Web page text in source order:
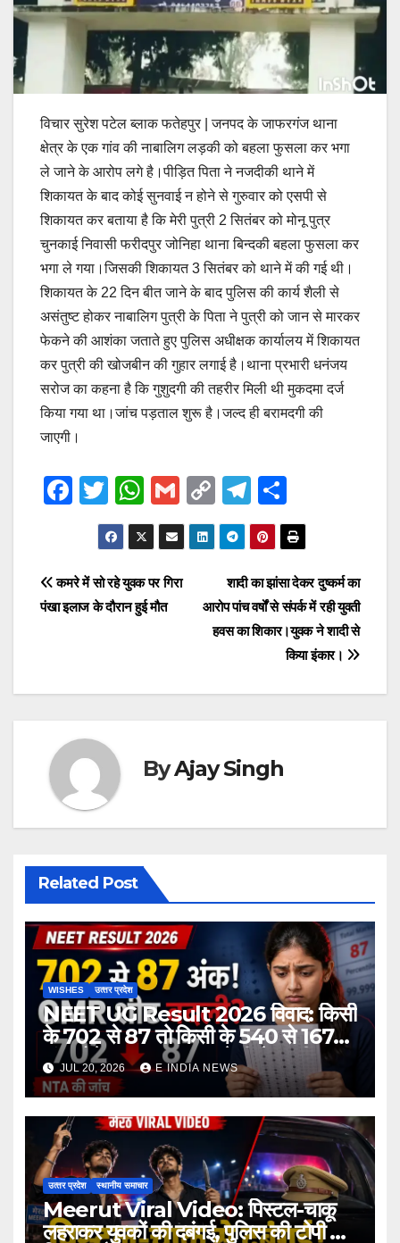
विचार सुरेश पटेल ब्लाक फतेहपुर | जनपद के जाफरगंज थाना
क्षेत्र के एक गांव की नाबालिग लड़की को बहला फुसला कर भगा
ले जाने के आरोप लगे है।पीड़ित पिता ने नजदीकी थाने में
शिकायत के बाद कोई सुनवाई न होने से गुरुवार को एसपी से
शिकायत कर बताया है कि मेरी पुत्री 2 सितंबर को मोनू पुत्र
चुनकाई निवासी फरीदपुर जोनिहा थाना बिन्दकी बहला फुसला कर
भगा ले गया।जिसकी शिकायत 3 सितंबर को थाने में की गई थी।
शिकायत के 22 दिन बीत जाने के बाद पुलिस की कार्य शैली से
असंतुष्ट होकर नाबालिग पुत्री के पिता ने पुत्री को जान से मारकर
फेकने की आशंका जताते हुए पुलिस अधीक्षक कार्यालय में शिकायत
कर पुत्री की खोजबीन की गुहार लगाई है।थाना प्रभारी धनंजय
सरोज का कहना है कि गुशुदगी की तहरीर मिली थी मुकदमा दर्ज
किया गया था।जांच पड़ताल शुरू है।जल्द ही बरामदगी की
जाएगी।
F
e
b
k
T
wi
tt
er
W
h
at
s
A
G
m
ail
C
o
p
y
Li
n
T
el
e
gr
a
m
h
ar
e
Post
navigation
शादी का झांसा देकर दुष्कर्म का
आरोप पांच वर्षों से संपर्क में रही युवती
हवस का शिकार।युवक ने शादी से
किया इंकार।
कमरे में सो रहे युवक पर गिरा
पंखा इलाज के दौरान हुई मौत
ByAjay Singh
Related Post
WISHES उत्‍तर प्रदेश
NEET UG Result 2026 विवाद: किसी
के 702 से 87 तो किसी के 540 से 167
अंक होने का दावा, NTA ने दी चेतावनी
JUL 20, 2026 E INDIA NEWS
उत्‍तर प्रदेश स्थानीय समाचार
Meerut Viral Video: पिस्टल-चाकू
लहराकर युवकों की दबंगई, पुलिस की टोपी से